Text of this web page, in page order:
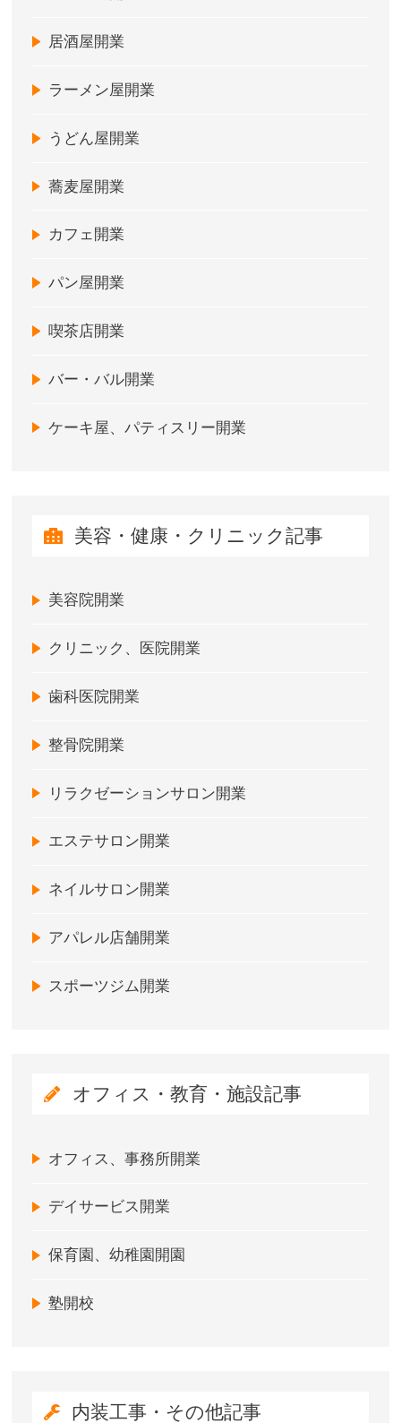
居酒屋開業
ラーメン屋開業
うどん屋開業
蕎麦屋開業
カフェ開業
パン屋開業
喫茶店開業
バー・バル開業
ケーキ屋、パティスリー開業
美容・健康・クリニック記事
美容院開業
クリニック、医院開業
歯科医院開業
整骨院開業
リラクゼーションサロン開業
エステサロン開業
ネイルサロン開業
アパレル店舗開業
スポーツジム開業
オフィス・教育・施設記事
オフィス、事務所開業
デイサービス開業
保育園、幼稚園開園
塾開校
内装工事・その他記事